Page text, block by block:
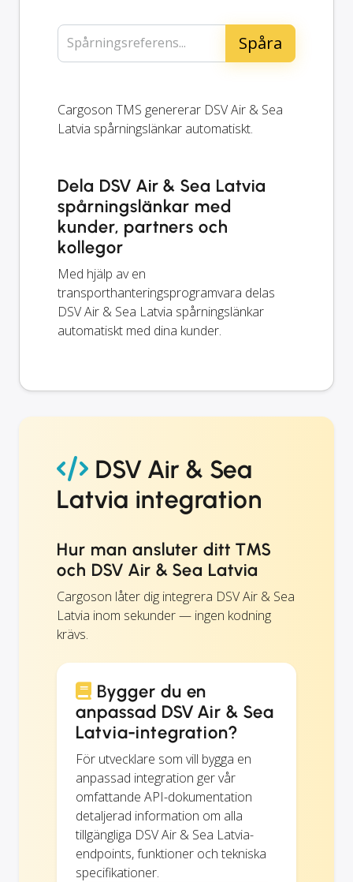
Spårningsreferens...
Cargoson TMS genererar DSV Air & Sea
Latvia spårningslänkar automatiskt.
Dela DSV Air & Sea Latvia
spårningslänkar med
kunder, partners och
kollegor
Med hjälp av en
transporthanteringsprogramvara delas
DSV Air & Sea Latvia spårningslänkar
automatiskt med dina kunder.
DSV Air & Sea
Latvia integration
Hur man ansluter ditt TMS
och DSV Air & Sea Latvia
Cargoson låter dig integrera DSV Air & Sea
Latvia inom sekunder — ingen kodning
krävs.
Bygger du en
anpassad DSV Air & Sea
Latvia-integration?
För utvecklare som vill bygga en
anpassad integration ger vår
omfattande API-dokumentation
detaljerad information om alla
tillgängliga DSV Air & Sea Latvia-
endpoints, funktioner och tekniska
specifikationer.